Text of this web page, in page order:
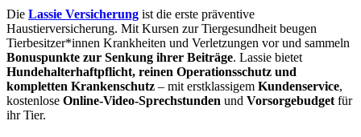
Die Lassie Versicherung ist die erste präventive
Haustierversicherung. Mit Kursen zur Tiergesundheit beugen
Tierbesitzer*innen Krankheiten und Verletzungen vor und sammeln
Bonuspunkte zur Senkung ihrer Beiträge. Lassie bietet
Hundehalterhaftpflicht, reinen Operationsschutz und
kompletten Krankenschutz – mit erstklassigem Kundenservice,
kostenlose Online-Video-Sprechstunden und Vorsorgebudget für
ihr Tier.